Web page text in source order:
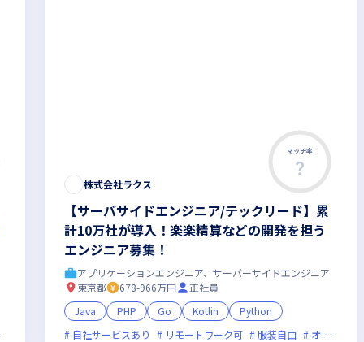
残業月20時間未満 女性エンジニアが活躍中 裁量労働制あり
マッチ率
株式会社ラクス
【サーバサイドエンジニア/テックリード】累
計10万社が導入！楽楽精算などの開発を担う
エンジニア募集！
アプリケーションエンジニア、サーバーサイドエンジニア
東京都
678-966万円
正社員
Java
PHP Go Kotlin
Python
自社サービスあり
リモートワーク可 服装自由 オンライン選考可